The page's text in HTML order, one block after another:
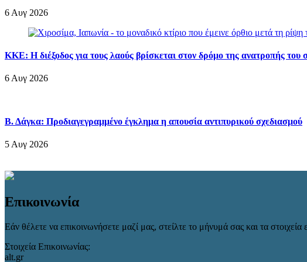
6 Αυγ 2026
ΚΚΕ: Η διέξοδος για τους λαούς βρίσκεται στον δρόμο της ανατροπής
6 Αυγ 2026
Β. Δάγκα: Προδιαγεγραμμένο έγκλημα η απουσία αντιπυρικού σχεδιασμού
5 Αυγ 2026
Επικοινωνία
Εάν θέλετε να επικοινωνήσετε μαζί μας, στείλτε το μήνυμά σας και τα
Στοιχεία Επικοινωνίας:
alt.gr